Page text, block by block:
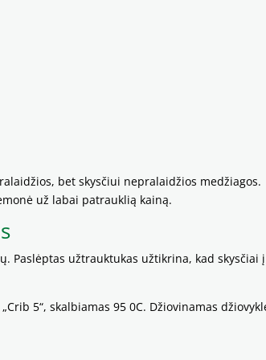
bet skysčiui nepralaidžios medžiagos.
už labai patrauklią kainą.
Paslėptas užtrauktukas užtikrina, kad skysčiai į
5“, skalbiamas 95 0C. Džiovinamas